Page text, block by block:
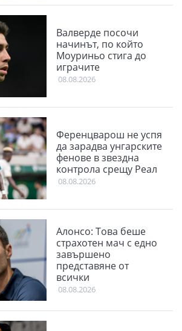
Валверде посочи
начинът, по който
Моуриньо стига до
играчите
08.08.2026
Ференцварош не успя
да зарадва унгарските
фенове в звездна
контрола срещу Реал
08.08.2026
Алонсо: Това беше
страхотен мач с едно
завършено
представяне от
всички
08.08.2026